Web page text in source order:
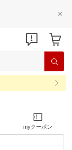
myクーポン